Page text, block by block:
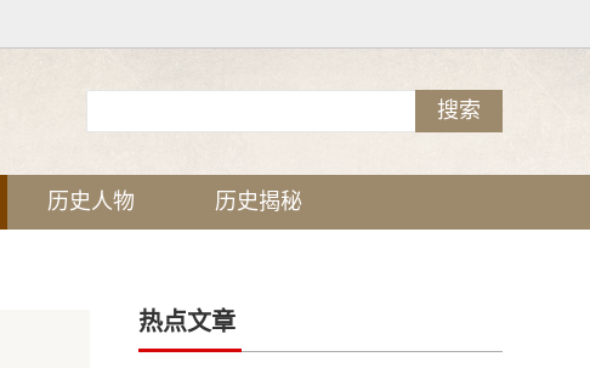
历史人物 历史揭秘
热点文章